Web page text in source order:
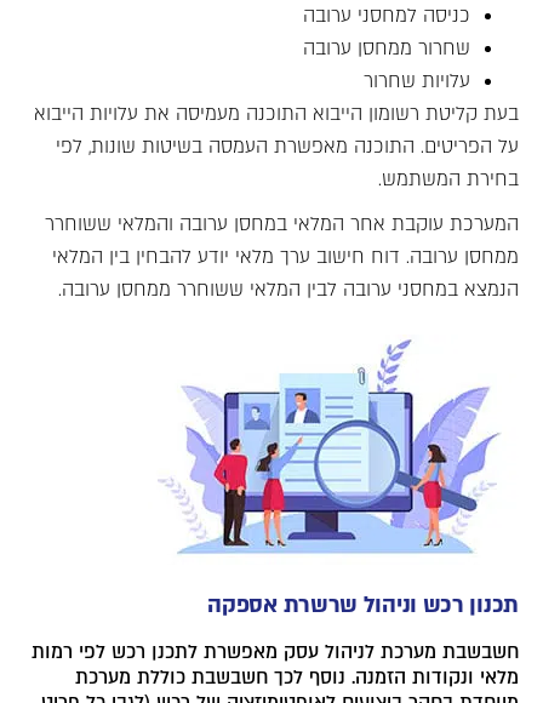
כניסה למחסני ערובה
שחרור ממחסן ערובה
עלויות שחרור
בעת קליטת רשומון הייבוא התוכנה מעמיסה את עלויות הייבוא
על הפריטים. התוכנה מאפשרת העמסה בשיטות שונות, לפי
בחירת המשתמש.
המערכת עוקבת אחר המלאי במחסן ערובה והמלאי ששוחרר
ממחסן ערובה. דוח חישוב ערך מלאי יודע להבחין בין המלאי
הנמצא במחסני ערובה לבין המלאי ששוחרר ממחסן ערובה.
תכנון רכש וניהול שרשרת אספקה
חשבשבת מערכת לניהול עסק מאפשרת לתכנן רכש לפי רמות
מלאי ונקודות הזמנה. נוסף לכך חשבשבת כוללת מערכת